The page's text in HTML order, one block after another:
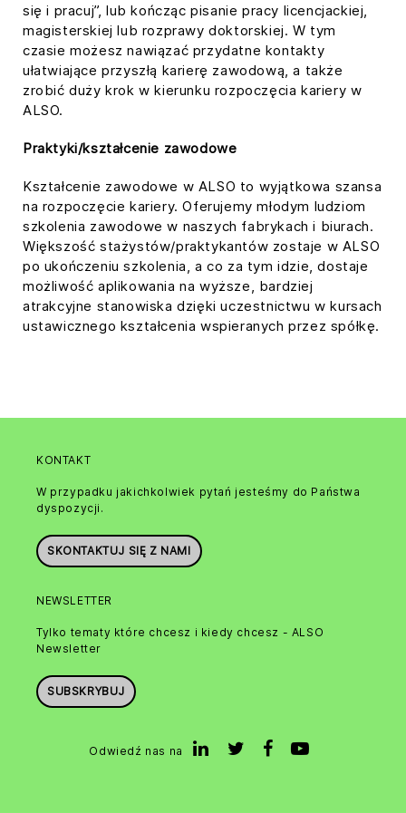
się i pracuj”, lub kończąc pisanie pracy licencjackiej,
magisterskiej lub rozprawy doktorskiej. W tym
czasie możesz nawiązać przydatne kontakty
ułatwiające przyszłą karierę zawodową, a także
zrobić duży krok w kierunku rozpoczęcia kariery w
ALSO.
Praktyki/kształcenie zawodowe
Kształcenie zawodowe w ALSO to wyjątkowa szansa
na rozpoczęcie kariery. Oferujemy młodym ludziom
szkolenia zawodowe w naszych fabrykach i biurach.
Większość stażystów/praktykantów zostaje w ALSO
po ukończeniu szkolenia, a co za tym idzie, dostaje
możliwość aplikowania na wyższe, bardziej
atrakcyjne stanowiska dzięki uczestnictwu w kursach
ustawicznego kształcenia wspieranych przez spółkę.
KONTAKT
W przypadku jakichkolwiek pytań jesteśmy do Państwa
dyspozycji.
SKONTAKTUJ SIĘ Z NAMI
NEWSLETTER
Tylko tematy które chcesz i kiedy chcesz - ALSO
Newsletter
SUBSKRYBUJ
Odwiedź nas na